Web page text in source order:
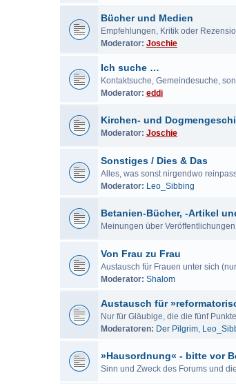
Bücher und Medien
Empfehlungen, Kritik oder
Moderator: Joschie
Ich suche …
Kontaktsuche, Gemeindesuche,
Moderator: eddi
Kirchen- und
Moderator: Joschie
Sonstiges / Dies & Das
Alles, was sonst nirgendwo
Moderator: Leo_Sibbing
Betanien-Bücher, -Artikel
Meinungen über
Von Frau zu Frau
Austausch für Frauen unter sich
Moderator: Shalom
Austausch für
Nur für Gläubige, die die fünf
Moderatoren: Der Pilgrim,
»Hausordnung« - bitte vor
Sinn und Zweck des Forums und